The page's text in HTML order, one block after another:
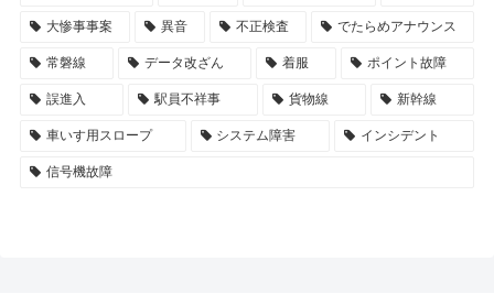
大惨事事案 異音 不正検査 でたらめアナウンス
常磐線 データ改ざん 着服 ポイント故障
誤進入 駅員不祥事 貨物線 新幹線
車いす用スロープ システム障害 インシデント
信号機故障